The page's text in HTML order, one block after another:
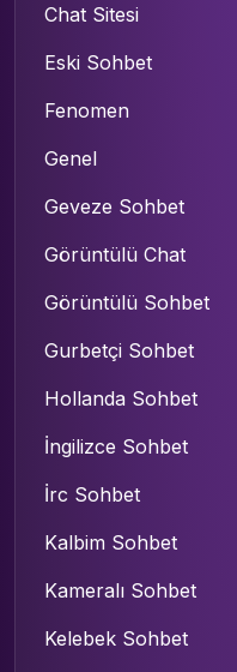
Chat Sitesi
Eski Sohbet
Fenomen
Genel
Geveze Sohbet
Görüntülü Chat
Görüntülü Sohbet
Gurbetçi Sohbet
Hollanda Sohbet
İngilizce Sohbet
İrc Sohbet
Kalbim Sohbet
Kameralı Sohbet
Kelebek Sohbet